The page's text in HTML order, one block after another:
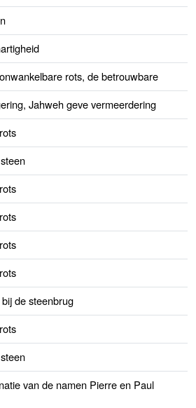
rots, de betrouwbare
Jahweh geve vermeerdering
de steenbrug
van de namen Pierre en Paul